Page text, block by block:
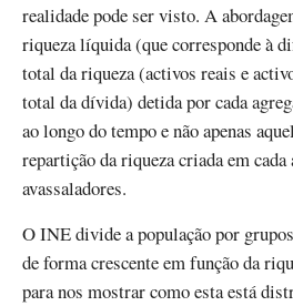
realidade pode ser visto. A
riqueza líquida (que corresponde à
total da riqueza (activos reais e
total da dívida) detida por cada
ao longo do tempo e não apenas
repartição da riqueza criada em cada
avassaladores.
O INE divide a população por
de forma crescente em função da
para nos mostrar como esta está